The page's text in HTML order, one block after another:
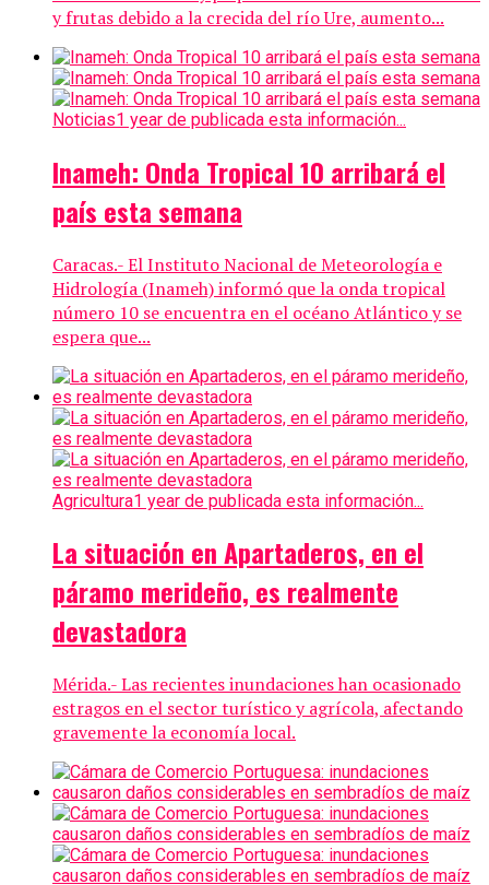
y frutas debido a la crecida del río Ure, aumento...
Noticias1 year de publicada esta información...
Inameh: Onda Tropical 10 arribará el
país esta semana
Caracas.- El Instituto Nacional de Meteorología e
Hidrología (Inameh) informó que la onda tropical
número 10 se encuentra en el océano Atlántico y se
espera que...
Agricultura1 year de publicada esta información...
La situación en Apartaderos, en el
páramo merideño, es realmente
devastadora
Mérida.- Las recientes inundaciones han ocasionado
estragos en el sector turístico y agrícola, afectando
gravemente la economía local.